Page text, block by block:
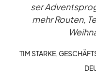
ser
mehr Rou­ten,
TIM STARKE,